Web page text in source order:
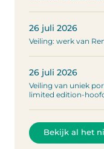
26 juli 2026
Veiling: werk van
26 juli 2026
Veiling van uniek
limited edition-
Bekijk al het